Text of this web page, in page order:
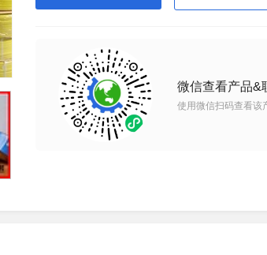
微信查看产品&
使用微信扫码查看该